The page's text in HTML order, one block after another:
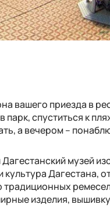
вашего приезда в
спуститься к
а вечером –
музей
Дагестана,
изделия, вышивку